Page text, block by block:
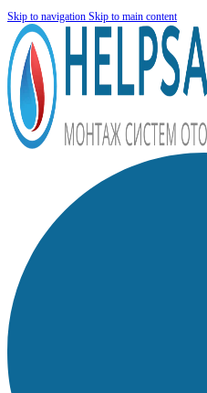
Skip to navigation Skip to main content